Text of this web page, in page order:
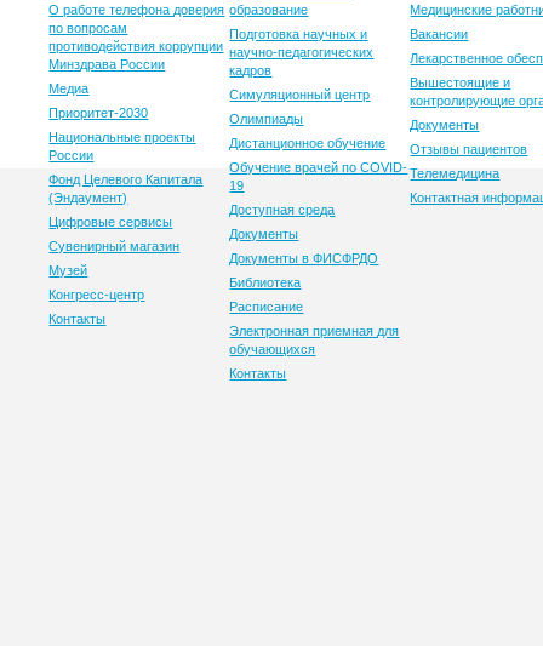
О работе телефона доверия
по вопросам
противодействия коррупции
Минздрава России
Медиа
Приоритет-2030
Национальные проекты
России
Фонд Целевого Капитала
(Эндаумент)
Цифровые сервисы
Сувенирный магазин
Музей
Конгресс-центр
Контакты
образование
Подготовка научных и
научно-педагогических
кадров
Симуляционный центр
Олимпиады
Дистанционное обучение
Обучение врачей по COVID-
19
Доступная среда
Документы
Документы в ФИСФРДО
Библиотека
Расписание
Электронная приемная для
обучающихся
Контакты
Медицинские
Вакансии
Лекарственное
Вышестоящие и
контролирующие
Документы
Отзывы пациентов
Телемедицина
Контактная